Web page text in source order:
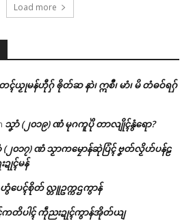
Load more
တၚ်ယၟုမန်ဟီုဂှ် ၜိုတ်ဆ နာဲ၊ ဣစဳ၊ မာံ၊ မိ တံဓဝ်ရဂှ်
သၞာံ (၂၀၁၉) ဏံ မုဂကူပိုဲ တာလျိုၚ်နွံရော?
(၂၀၁၇) ဏံ သၟာကမၠောန်ဆုဲပြံၚ် ဗၞတ်လၟိဟ်ပန်ဠ
ၚ်မန်
ပေၚ်စိုတ် လ္တူဥက္ကဌကွာန်
ကတိပါၚ် ကဵုညးဍုၚ်ကွာန်အိုတ်ယျ